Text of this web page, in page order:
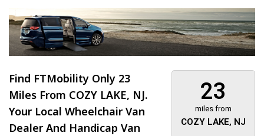
23
miles from
COZY LAKE, NJ
Find FTMobility Only 23
Miles From COZY LAKE, NJ.
Your Local Wheelchair Van
Dealer And Handicap Van